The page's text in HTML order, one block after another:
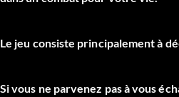
Le jeu consiste principalement à
Si vous ne parvenez pas à vous